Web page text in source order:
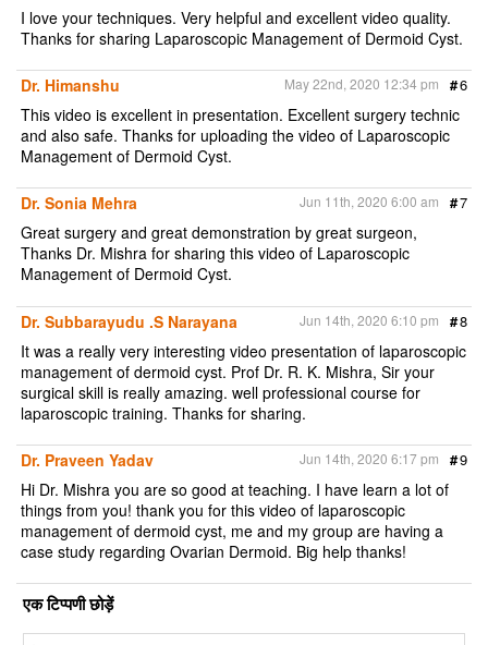
I love your techniques. Very helpful and excellent video quality.
Thanks for sharing Laparoscopic Management of Dermoid Cyst.
Dr. Himanshu #6
May 22nd, 2020 12:34 pm
This video is excellent in presentation. Excellent surgery technic
and also safe. Thanks for uploading the video of Laparoscopic
Management of Dermoid Cyst.
Dr. Sonia Mehra #7
Jun 11th, 2020 6:00 am
Great surgery and great demonstration by great surgeon,
Thanks Dr. Mishra for sharing this video of Laparoscopic
Management of Dermoid Cyst.
Dr. Subbarayudu .S Narayana #8
Jun 14th, 2020 6:10 pm
It was a really very interesting video presentation of laparoscopic
management of dermoid cyst. Prof Dr. R. K. Mishra, Sir your
surgical skill is really amazing. well professional course for
laparoscopic training. Thanks for sharing.
Dr. Praveen Yadav #9
Jun 14th, 2020 6:17 pm
Hi Dr. Mishra you are so good at teaching. I have learn a lot of
things from you! thank you for this video of laparoscopic
management of dermoid cyst, me and my group are having a
case study regarding Ovarian Dermoid. Big help thanks!
एक टिप्पणी छोड़ें